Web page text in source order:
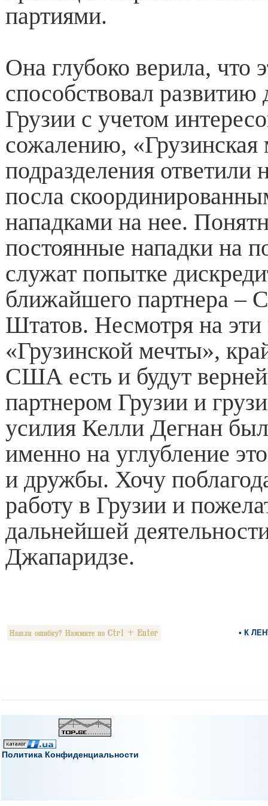
партиями.
Она глубоко верила, что
способствовал развитию
Грузии с учетом
сожалению, «Грузинская
подразделения ответили
посла
нападками на нее.
постоянные нападки на
служат попытке
ближайшего партнера –
Штатов. Несмотря на
«Грузинской мечты»,
США есть и будут
партнером Грузии и
усилия Келли Дегнан
именно на углубление
и дружбы. Хочу
работу в Грузии и
дальнейшей
Джапаридзе.
• К
Политика Конфиденциальности